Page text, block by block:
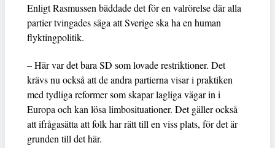
Enligt Rasmussen bäddade det för en valrörelse där alla
partier tvingades säga att Sverige ska ha en human
flyktingpolitik.
– Här var det bara SD som lovade restriktioner. Det
krävs nu också att de andra partierna visar i praktiken
med tydliga reformer som skapar lagliga vägar in i
Europa och kan lösa limbosituationer. Det gäller också
att ifrågasätta att folk har rätt till en viss plats, för det är
grunden till det här.